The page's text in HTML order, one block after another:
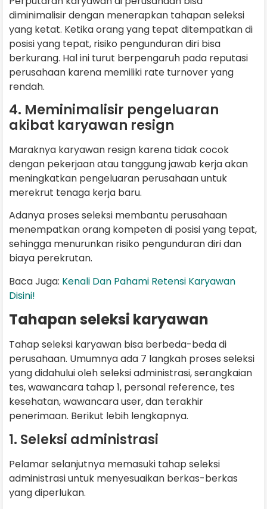
diminimalisir dengan menerapkan tahapan seleksi
yang ketat. Ketika orang yang tepat ditempatkan di
posisi yang tepat, risiko pengunduran diri bisa
berkurang. Hal ini turut berpengaruh pada reputasi
perusahaan karena memiliki rate turnover yang
rendah.
4. Meminimalisir pengeluaran
akibat karyawan resign
Maraknya karyawan resign karena tidak cocok
dengan pekerjaan atau tanggung jawab kerja akan
meningkatkan pengeluaran perusahaan untuk
merekrut tenaga kerja baru.
Adanya proses seleksi membantu perusahaan
menempatkan orang kompeten di posisi yang tepat,
sehingga menurunkan risiko pengunduran diri dan
biaya perekrutan.
Baca Juga: Kenali Dan Pahami Retensi Karyawan
Disini!
Tahapan seleksi karyawan
Tahap seleksi karyawan bisa berbeda-beda di
perusahaan. Umumnya ada 7 langkah proses seleksi
yang didahului oleh seleksi administrasi, serangkaian
tes, wawancara tahap 1, personal reference, tes
kesehatan, wawancara user, dan terakhir
penerimaan. Berikut lebih lengkapnya.
1. Seleksi administrasi
Pelamar selanjutnya memasuki tahap seleksi
administrasi untuk menyesuaikan berkas-berkas
yang diperlukan.